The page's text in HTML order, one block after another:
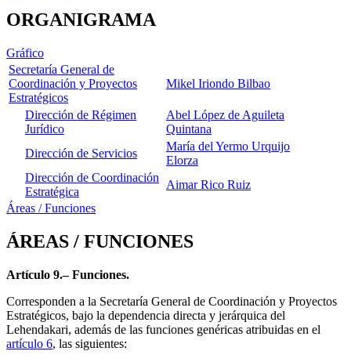
ORGANIGRAMA
Gráfico
Secretaría General de
Coordinación y Proyectos
Estratégicos
Mikel Iriondo Bilbao
Dirección de Régimen
Jurídico
Abel López de Aguileta
Quintana
Dirección de Servicios
María del Yermo Urquijo
Elorza
Dirección de Coordinación
Estratégica
Aimar Rico Ruiz
Áreas / Funciones
ÁREAS / FUNCIONES
Artículo 9.– Funciones.
Corresponden a la Secretaría General de Coordinación y Proyectos
Estratégicos, bajo la dependencia directa y jerárquica del
Lehendakari, además de las funciones genéricas atribuidas en el
artículo 6, las siguientes: